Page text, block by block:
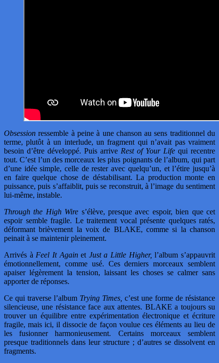
Obsession ressemble à peine à une chanson au sens traditionnel du
terme, plutôt à un interlude, un fragment qui n’avait pas vraiment
besoin d’être développé. Puis arrive Rest of Your Life qui recentre
tout. C’est l’un des morceaux les plus poignants de l’album, qui part
d’une idée simple, celle de rester avec quelqu’un, et l’étire jusqu’à
en faire quelque chose de déstabilisant. La production monte en
puissance, puis s’affaiblit, puis se reconstruit, à l’image du sentiment
lui-même, instable.
Through the High Wire s’élève, presque avec espoir, bien que cet
espoir semble fragile. Le traitement vocal présente quelques ratés,
déformant brièvement la voix de BLAKE, comme si la chanson
peinait à se maintenir pleinement.
Arrivés à Feel It Againet Just a Little Higher, l’album s’appauvrit
émotionnellement, comme usé. Ces derniers morceaux semblent
apaiser légèrement la tension, laissant les choses se calmer sans
apporter de réponses.
Ce qui traverse l’album Trying Times, c’est une forme de résistance
silencieuse, une résistance face aux attentes. BLAKE a toujours su
trouver un équilibre entre expérimentation électronique et écriture
fragile, mais ici, il dissocie de façon voulue ces éléments au lieu de
les fusionner harmonieusement. Certains morceaux semblent
presque traditionnels dans leur structure ; d’autres se dissolvent en
fragments.